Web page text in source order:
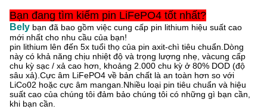
Bạn đang tìm kiếm pin LiFePO4 tốt nhất?
Bely bạn đã bao gồm việc cung cấp pin lithium hiệu suất cao
mới nhất cho nhu cầu của bạn!
pin lithium lên đến 5x tuổi thọ của pin axit-chì tiêu chuẩn.Dòng
này có khả năng chịu nhiệt độ và trọng lượng nhẹ, vàcung cấp
chu kỳ sạc / xả cao hơn, khoảng 2.000 chu kỳ ở 80% DOD (độ
sâu xả).Cực âm LiFePO4 về bản chất là an toàn hơn so với
LiCo02 hoặc cực âm mangan.Nhiều loại pin tiêu chuẩn và hiệu
suất cao của chúng tôi đảm bảo chúng tôi có những gì bạn cần,
khi bạn cần.